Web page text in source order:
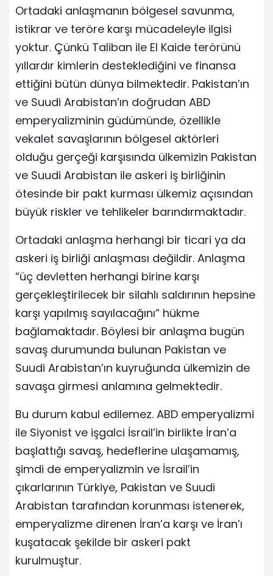
Ortadaki anlaşmanın bölgesel savunma,
istikrar ve teröre karşı mücadeleyle ilgisi
yoktur. Çünkü Taliban ile El Kaide terörünü
yıllardır kimlerin desteklediğini ve finansa
ettiğini bütün dünya bilmektedir. Pakistan’ın
ve Suudi Arabistan’ın doğrudan ABD
emperyalizminin güdümünde, özellikle
vekalet savaşlarının bölgesel aktörleri
olduğu gerçeği karşısında ülkemizin Pakistan
ve Suudi Arabistan ile askeri iş birliğinin
ötesinde bir pakt kurması ülkemiz açısından
büyük riskler ve tehlikeler barındırmaktadır.
Ortadaki anlaşma herhangi bir ticari ya da
askeri iş birliği anlaşması değildir. Anlaşma
“üç devletten herhangi birine karşı
gerçekleştirilecek bir silahlı saldırının hepsine
karşı yapılmış sayılacağını” hükme
bağlamaktadır. Böylesi bir anlaşma bugün
savaş durumunda bulunan Pakistan ve
Suudi Arabistan’ın kuyruğunda ülkemizin de
savaşa girmesi anlamına gelmektedir.
Bu durum kabul edilemez. ABD emperyalizmi
ile Siyonist ve işgalci İsrail’in birlikte İran’a
başlattığı savaş, hedeflerine ulaşamamış,
şimdi de emperyalizmin ve İsrail’in
çıkarlarının Türkiye, Pakistan ve Suudi
Arabistan tarafından korunması istenerek,
emperyalizme direnen İran’a karşı ve İran’ı
kuşatacak şekilde bir askeri pakt
kurulmuştur.